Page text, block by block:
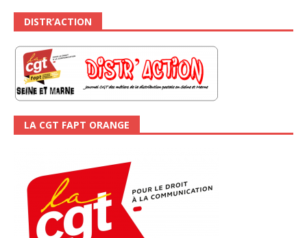
DISTR’ACTION
LA CGT FAPT ORANGE